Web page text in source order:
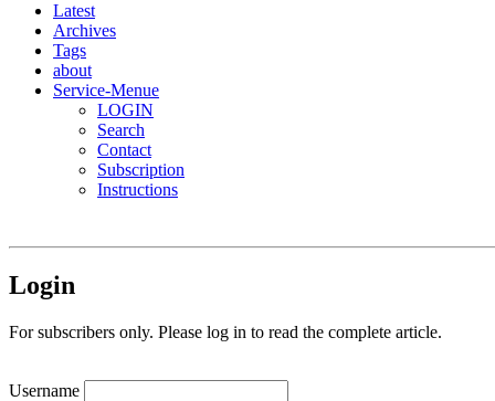
Latest
Archives
Tags
about
Service-Menue
LOGIN
Search
Contact
Subscription
Instructions
Login
For subscribers only. Please log in to read the complete article.
Username